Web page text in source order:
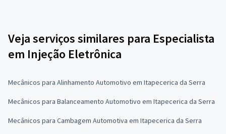
Veja serviços similares para Especialista
em Injeção Eletrônica
Mecânicos para Alinhamento Automotivo em Itapecerica da Serra
Mecânicos para Balanceamento Automotivo em Itapecerica da Serra
Mecânicos para Cambagem Automotiva em Itapecerica da Serra